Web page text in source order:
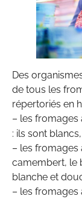
Des
de tous les
répertoriés en
– les fromages
: ils sont
– les fromages
camembert, le
blanche et
– les fromages